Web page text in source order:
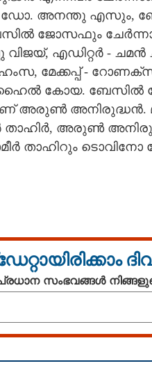
ഡോ. അനന്തു
ജോസഫും
വിജയ്, എഡിറ്റർ -
മേക്കപ്പ് -
കോയ. ബേസിൽ
അരുൺ അനിരുദ്ധൻ.
അരുൺ
താഹിറും
സംഭവങ്ങൾ
ടൊവിനോയും